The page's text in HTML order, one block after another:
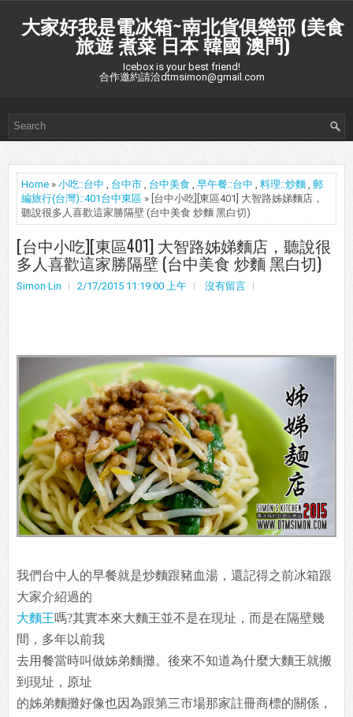
大家好我是電冰箱~南北貨俱樂部 (美食
旅遊 煮菜 日本 韓國 澳門)
Icebox is your best friend!
合作邀約請洽dtmsimon@gmail.com
Home » 小吃::台中 , 台中市 , 台中美食 , 早午餐::台中 , 料理::炒麵 , 郵
編旅行(台灣)::401台中東區 » [台中小吃][東區401] 大智路姊娣麵店，
聽說很多人喜歡這家勝隔壁 (台中美食 炒麵 黑白切)
[台中小吃][東區401] 大智路姊娣麵店，聽說很
多人喜歡這家勝隔壁 (台中美食 炒麵 黑白切)
Simon Lin 2/17/2015 11:19:00 上午 沒有留言
我們台中人的早餐就是炒麵跟豬血湯，還記得之前冰箱跟
大家介紹過的
大麵王嗎?其實本來大麵王並不是在現址，而是在隔壁幾
間，多年以前我
去用餐當時叫做姊弟麵攤。後來不知道為什麼大麵王就搬
到現址，原址
的姊弟麵攤好像也因為跟第三市場那家註冊商標的關係，